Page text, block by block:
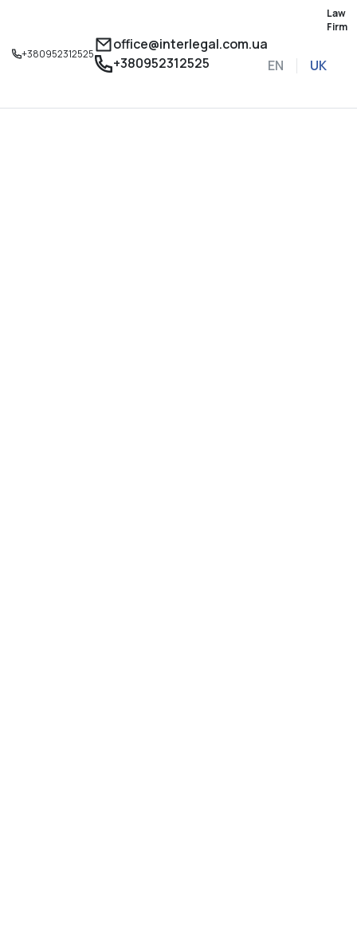
+380952312525
Law
Firm
office@interlegal.com.ua
+380952312525
EN UK